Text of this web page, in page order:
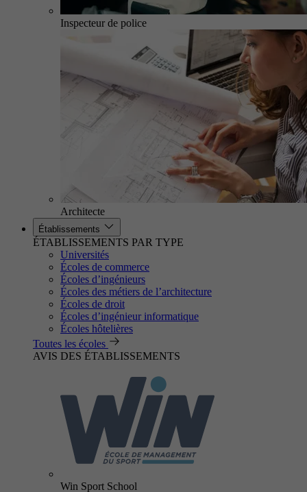
Inspecteur de police
Architecte
Établissements
ÉTABLISSEMENTS PAR TYPE
Universités
Écoles de commerce
Écoles d’ingénieurs
Écoles des métiers de l’architecture
Écoles de droit
Écoles d’ingénieur informatique
Écoles hôtelières
Toutes les écoles
AVIS DES ÉTABLISSEMENTS
Win Sport School